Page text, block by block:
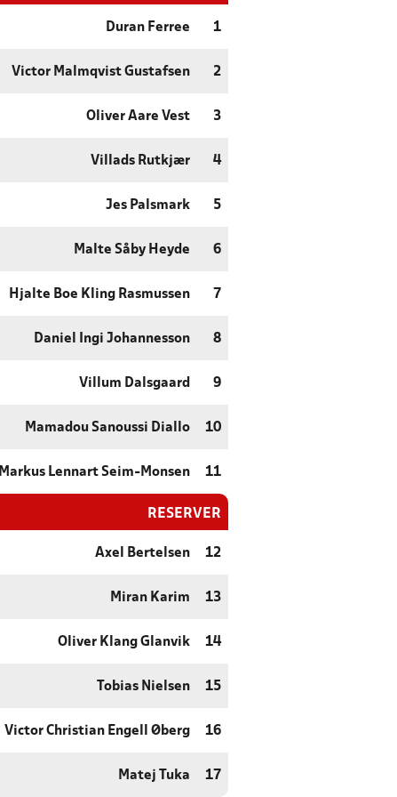
Duran Ferree 1
Victor Malmqvist Gustafsen 2
Oliver Aare Vest 3
Villads Rutkjær 4
Jes Palsmark 5
Malte Såby Heyde 6
Hjalte Boe Kling Rasmussen 7
Daniel Ingi Johannesson 8
Villum Dalsgaard 9
Mamadou Sanoussi Diallo 10
Markus Lennart Seim-Monsen 11
RESERVER
Axel Bertelsen 12
Miran Karim 13
Oliver Klang Glanvik 14
Tobias Nielsen 15
Victor Christian Engell Øberg 16
Matej Tuka 17